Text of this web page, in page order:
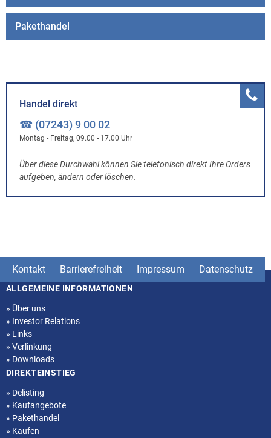
Pakethandel
Handel direkt
☎ (07243) 9 00 02
Montag - Freitag, 09.00 - 17.00 Uhr
Über diese Durchwahl können Sie telefonisch direkt Ihre Orders
aufgeben, ändern oder löschen.
Kontakt Barrierefreiheit Impressum Datenschutz
Seitenstruktur
ALLGEMEINE INFORMATIONEN
» Über uns
» Investor Relations
» Links
» Verlinkung
» Downloads
DIREKTEINSTIEG
» Delisting
» Kaufangebote
» Pakethandel
» Kaufen